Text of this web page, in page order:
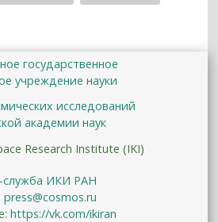
государственное
учреждение науки
исследований
академии наук
Research Institute (IKI)
служба ИКИ РАН
press@cosmos.ru
https://vk.com/ikiran